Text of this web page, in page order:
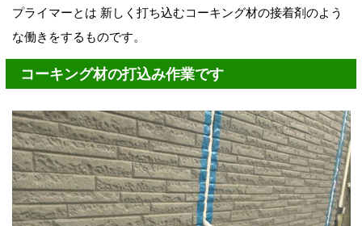
プライマーとは 新しく打ち込むコーキング材の接着剤のよう
な働きをするものです。
コーキング材の打込み作業です